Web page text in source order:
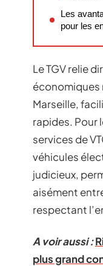
Les
pour les
Le TGV relie
économiques
Marseille,
rapides. Pour
services de
véhicules
judicieux,
aisément
respectant
A voir aussi :
plus grand